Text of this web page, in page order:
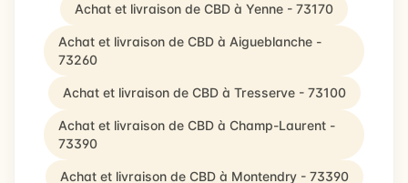
Achat et livraison de CBD à Yenne - 73170
Achat et livraison de CBD à Aigueblanche -
73260
Achat et livraison de CBD à Tresserve - 73100
Achat et livraison de CBD à Champ-Laurent -
73390
Achat et livraison de CBD à Montendry - 73390